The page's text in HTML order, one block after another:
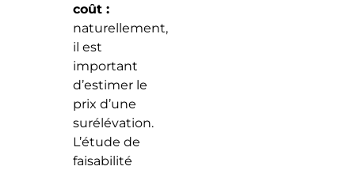
coût :
naturellement,
il est
important
d’estimer le
prix d’une
surélévation.
L’étude de
faisabilité